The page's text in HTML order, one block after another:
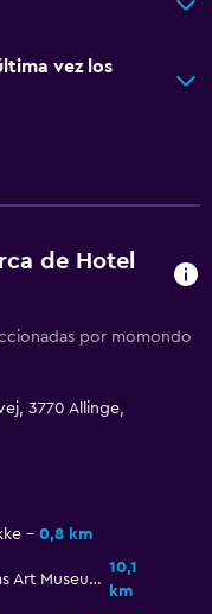
vez los
de Hotel
por momondo
3770 Allinge,
0,8 km
Bornholms Art Museum
10,1
km